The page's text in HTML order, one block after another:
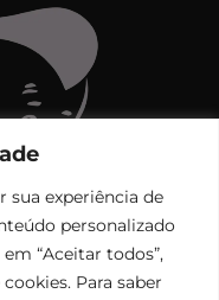
sua experiência de
personalizado
“Aceitar todos”,
Para saber